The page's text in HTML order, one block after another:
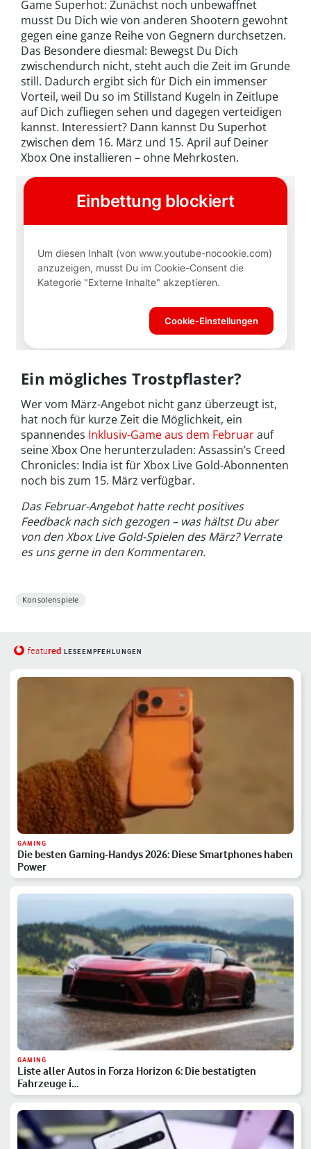
Game Superhot: Zunächst noch unbewaffnet
musst Du Dich wie von anderen Shootern gewohnt
gegen eine ganze Reihe von Gegnern durchsetzen.
Das Besondere diesmal: Bewegst Du Dich
zwischendurch nicht, steht auch die Zeit im Grunde
still. Dadurch ergibt sich für Dich ein immenser
Vorteil, weil Du so im Stillstand Kugeln in Zeitlupe
auf Dich zufliegen sehen und dagegen verteidigen
kannst. Interessiert? Dann kannst Du Superhot
zwischen dem 16. März und 15. April auf Deiner
Xbox One installieren – ohne Mehrkosten.
Ein mögliches Trostpflaster?
Wer vom März-Angebot nicht ganz überzeugt ist,
hat noch für kurze Zeit die Möglichkeit, ein
spannendes Inklusiv-Game aus dem Februarauf
seine Xbox One herunterzuladen: Assassin’s Creed
Chronicles: India ist für Xbox Live Gold-Abonnenten
noch bis zum 15. März verfügbar.
Das Februar-Angebot hatte recht positives
Feedback nach sich gezogen – was hältst Du aber
von den Xbox Live Gold-Spielen des März? Verrate
es uns gerne in den Kommentaren.
Konsolenspiele
featured LESEEMPFEHLUNGEN
GAMING
Die besten Gaming-Handys 2026: Diese Smartphones haben
Power
GAMING
Liste aller Autos in Forza Horizon 6: Die bestätigten
Fahrzeuge i…